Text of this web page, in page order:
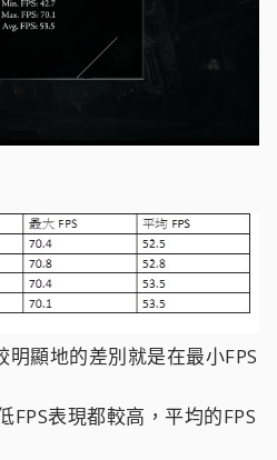
顯地的差別就是在最小FPS
表現都較高，平均的FPS